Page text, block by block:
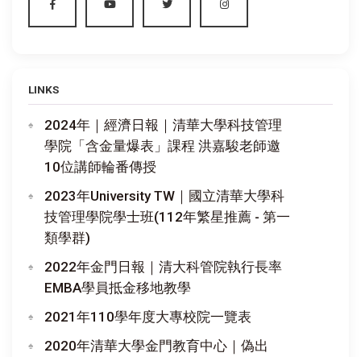
LINKS
2024年｜經濟日報｜清華大學科技管理
學院「含金量爆表」課程 洪嘉駿老師邀
10位講師輪番傳授
2023年University TW｜國立清華大學科
技管理學院學士班(112年繁星推薦 - 第一
類學群)
2022年金門日報｜清大科管院執行長率
EMBA學員抵金移地教學
2021年110學年度大專校院一覽表
2020年清華大學金門教育中心｜偽出